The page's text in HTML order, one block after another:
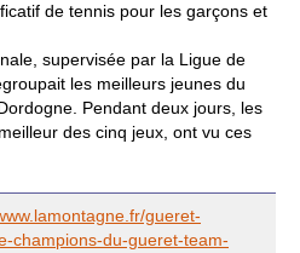
de tennis pour les garçons et
supervisée par la Ligue de
les meilleurs jeunes du
Pendant deux jours, les
des cinq jeux, ont vu ces
gueret-
champions-du-gueret-team-